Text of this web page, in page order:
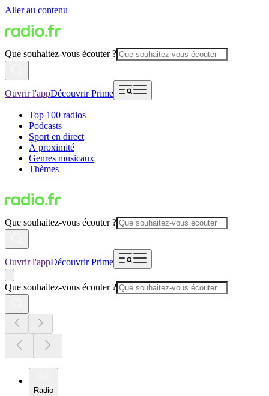
Aller au contenu
Que souhaitez-vous écouter ?
Ouvrir l'appDécouvrir Prime
Top 100 radios
Podcasts
Sport en direct
À proximité
Genres musicaux
Thèmes
Que souhaitez-vous écouter ?
Ouvrir l'appDécouvrir Prime
Que souhaitez-vous écouter ?
Radio